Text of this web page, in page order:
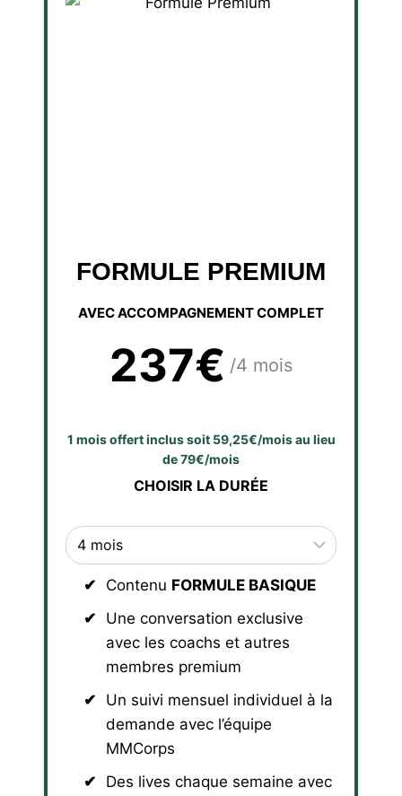
FORMULE PREMIUM
AVEC ACCOMPAGNEMENT COMPLET
237€ /4 mois
1 mois offert inclus soit 59,25€/mois au lieu
de 79€/mois
CHOISIR LA DURÉE
Contenu FORMULE BASIQUE
Une conversation exclusive
avec les coachs et autres
membres premium
Un suivi mensuel individuel à la
demande avec l’équipe
MMCorps
Des lives chaque semaine avec